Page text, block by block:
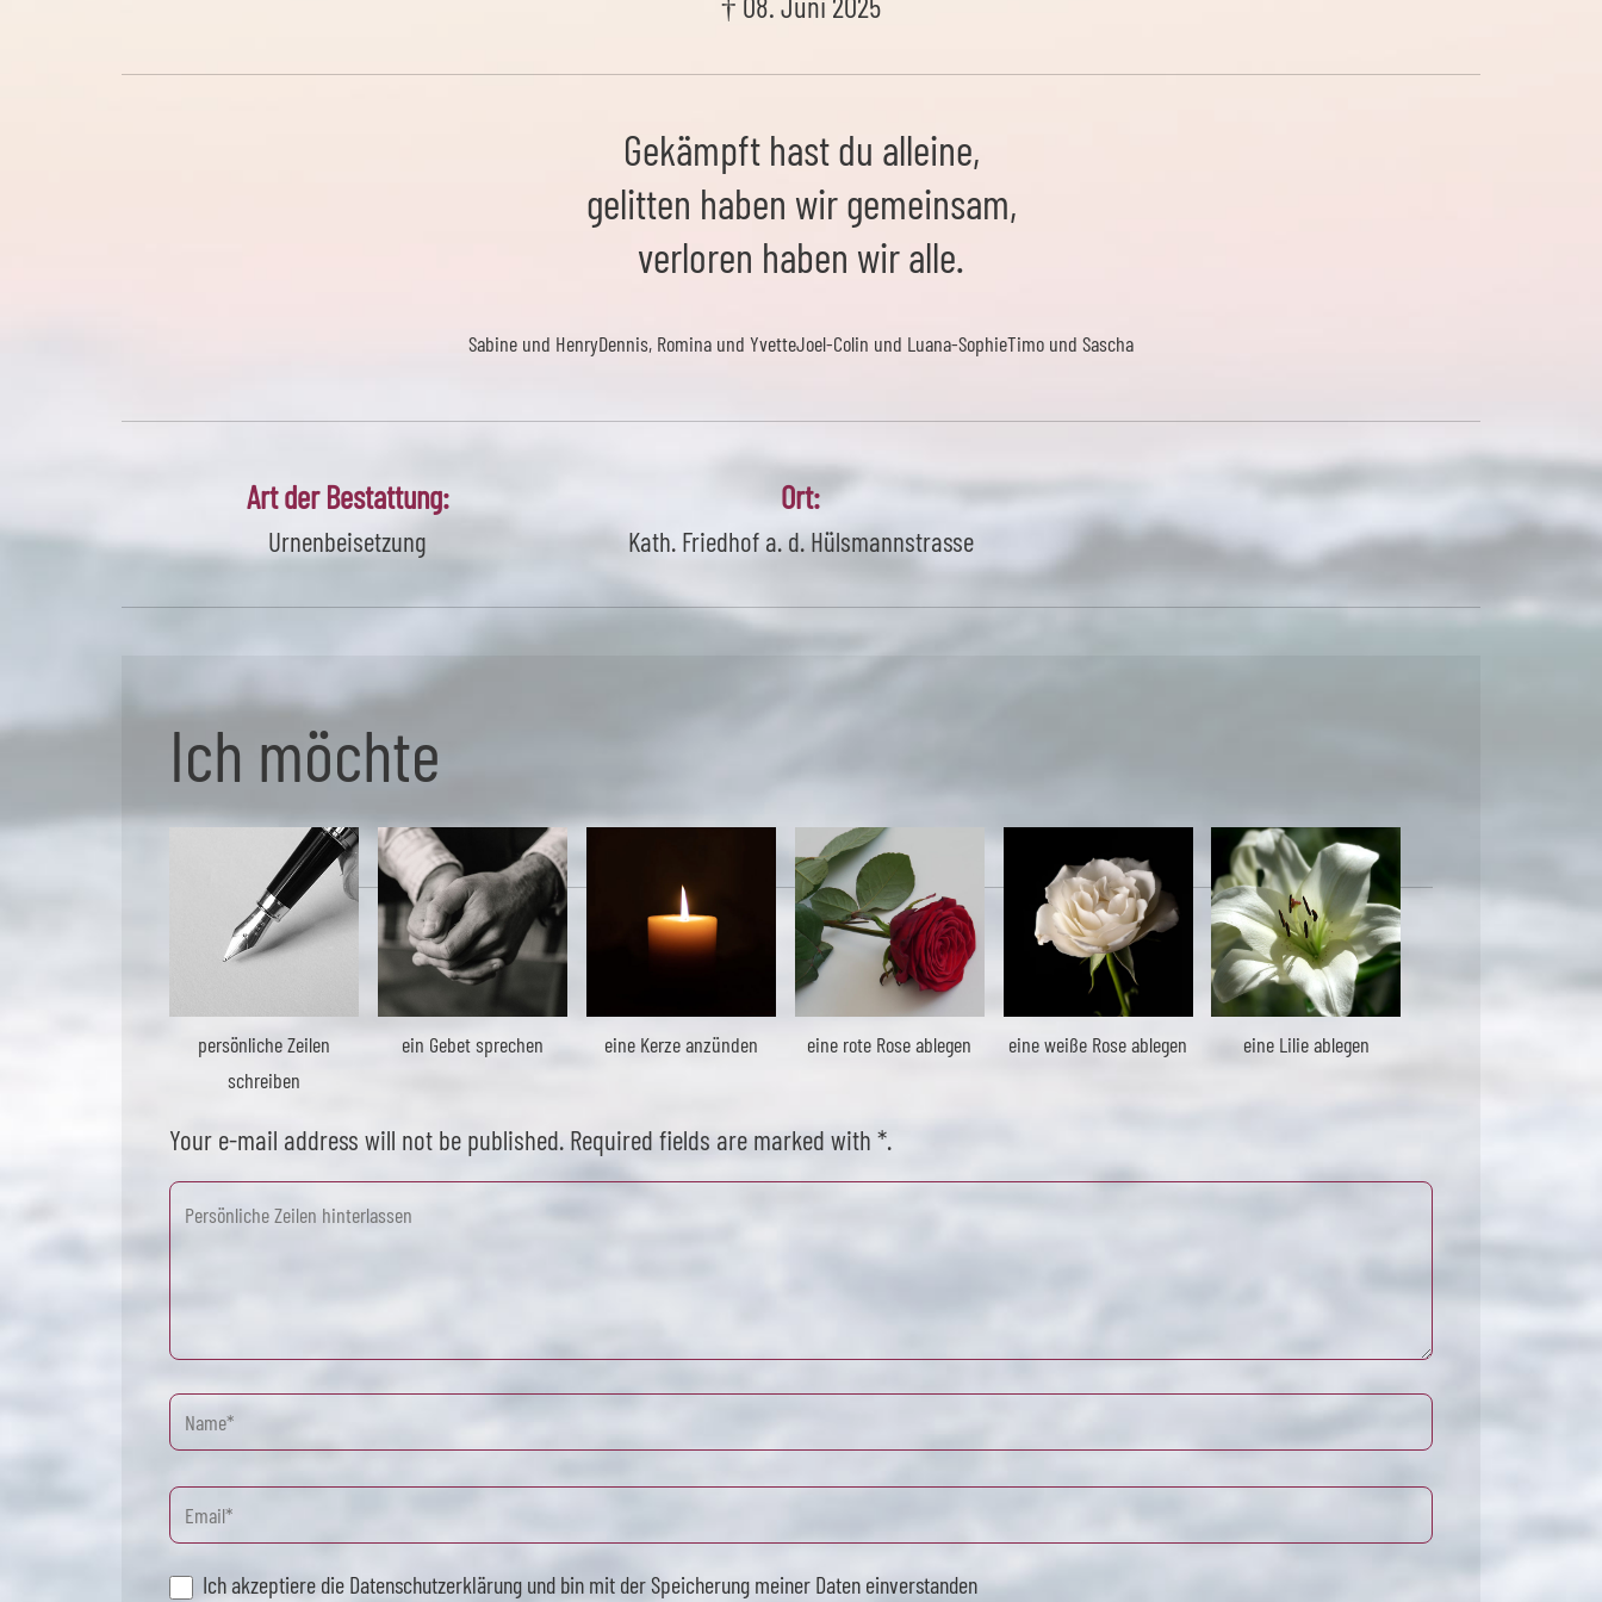
Gekämpft hast du alleine,
gelitten haben wir gemeinsam,
verloren haben wir alle.
Sabine und HenryDennis, Romina und YvetteJoel-Colin und Luana-SophieTimo und Sascha
Art der Bestattung:
Urnenbeisetzung
Ort:
Kath. Friedhof a. d. Hülsmannstrasse
Ich möchte
persönliche Zeilen
schreiben
ein Gebet sprechen eine Kerze anzünden eine rote Rose ablegen eine weiße Rose ablegen eine Lilie ablegen
Your e-mail address will not be published. Required fields are marked with *.
Ich akzeptiere die Datenschutzerklärung und bin mit der Speicherung meiner Daten einverstanden